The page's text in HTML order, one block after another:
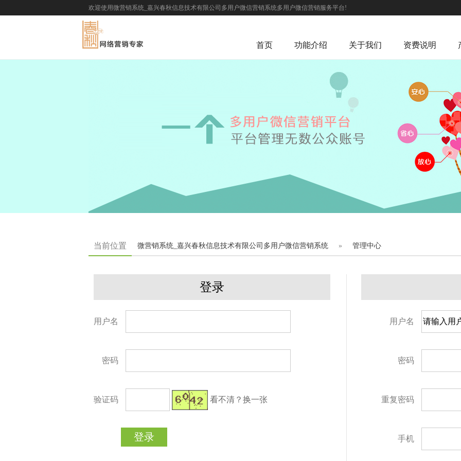
欢迎使用微营销系统_嘉兴春秋信息技术有限公司多用户微信营销系统多用户微信营销服务平台!
首页 功能介绍 关于我们 资费说明
当前位置 微营销系统_嘉兴春秋信息技术有限公司多用户微信营销系统 » 管理中心
登录
用户名
密码
验证码 看不清？换一张
登录
用户名
密码
重复密码
手机